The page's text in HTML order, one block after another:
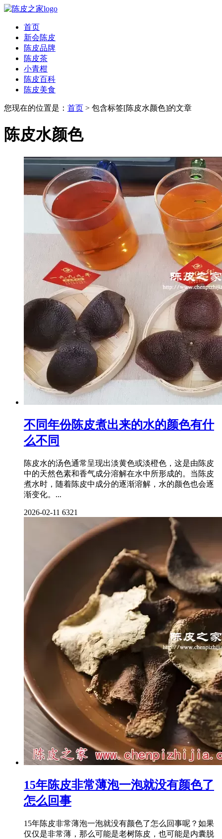
首页
新会陈皮
陈皮品牌
陈皮茶
小青柑
陈皮百科
陈皮美食
您现在的位置是： 首页 > 包含标签[陈皮水颜色]的文章
陈皮水颜色
不同年份陈皮煮出来的水的颜色有什
么不同
陈皮水的汤色通常呈现出淡黄色或淡橙色，这是由陈皮
中的天然色素和香气成分溶解在水中所形成的。当陈皮
煮水时，随着陈皮中成分的逐渐溶解，水的颜色也会逐
渐变化。...
2026-02-11 6321
15年陈皮非常薄泡一泡就没有颜色了
怎么回事
15年陈皮非常薄泡一泡就没有颜色了怎么回事呢？如果
仅仅是非常薄，那么可能是老树陈皮，也可能是内囊脱